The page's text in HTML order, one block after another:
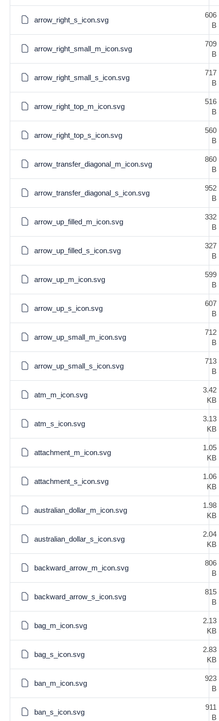
arrow_right_s_icon.svg
606
B
arrow_right_small_m_icon.svg
709
B
arrow_right_small_s_icon.svg
717
B
arrow_right_top_m_icon.svg
516
B
arrow_right_top_s_icon.svg
560
B
arrow_transfer_diagonal_m_icon.svg
860
B
arrow_transfer_diagonal_s_icon.svg
952
B
arrow_up_filled_m_icon.svg
332
B
arrow_up_filled_s_icon.svg
327
B
arrow_up_m_icon.svg
599
B
arrow_up_s_icon.svg
607
B
arrow_up_small_m_icon.svg
712
B
arrow_up_small_s_icon.svg
713
B
atm_m_icon.svg
3.42
KB
atm_s_icon.svg
3.13
KB
attachment_m_icon.svg
1.05
KB
attachment_s_icon.svg
1.06
KB
australian_dollar_m_icon.svg
1.98
KB
australian_dollar_s_icon.svg
2.04
KB
backward_arrow_m_icon.svg
806
B
backward_arrow_s_icon.svg
815
B
bag_m_icon.svg
2.13
KB
bag_s_icon.svg
2.83
KB
ban_m_icon.svg
923
B
ban_s_icon.svg
911
B